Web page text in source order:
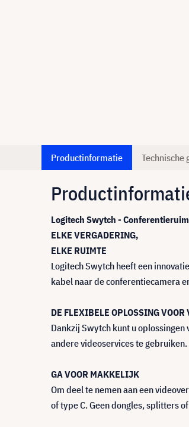
Productinformatie Technische
Logitech Swytch -
ELKE VERGADERING,
ELKE RUIMTE
Logitech Swytch heeft een
kabel naar de conferentiecamera
DE FLEXIBELE OPLOSSING
Dankzij Swytch kunt u
andere videoservices te gebruiken.
GA VOOR MAKKELIJK
Om deel te nemen aan een
of type C. Geen dongles, splitters